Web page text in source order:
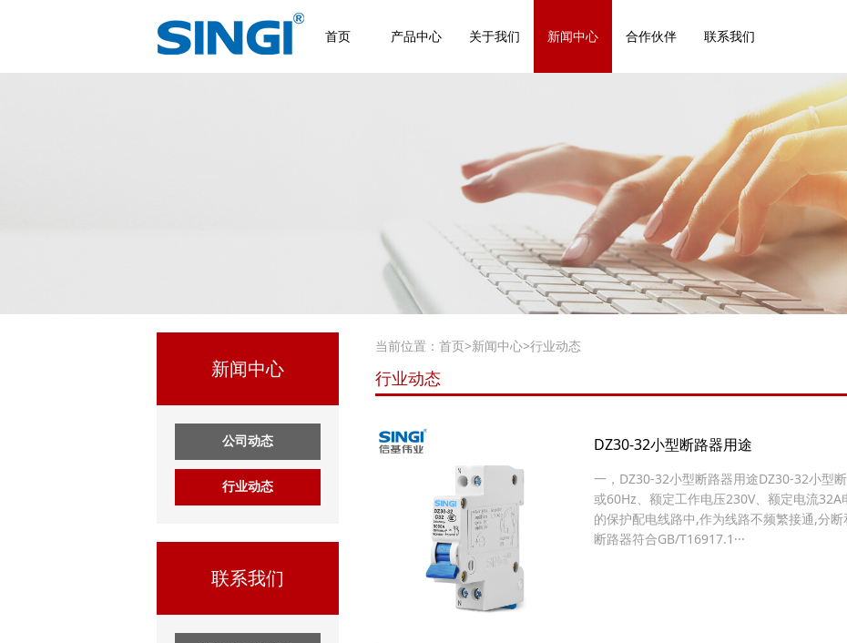
首页 产品中心 关于我们 新闻中心 合作伙伴 联系我们
新闻中心
公司动态
行业动态
联系我们
当前位置： 首页>新闻中心>行业动态
行业动态
DZ30-32小型断路器用途
一，DZ30-32小型断路器用途DZ30-32小型
或60Hz、额定工作电压230V、额定电流
的保护配电线路中,作为线路不频繁接通,分
断路器符合GB/T16917.1···